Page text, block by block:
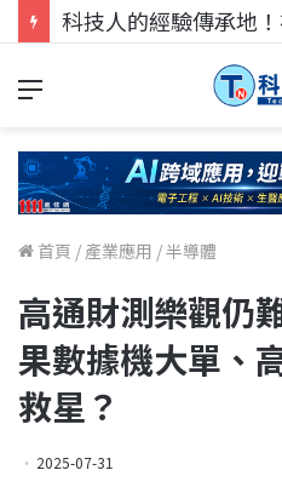
首頁 / 產業應用 /半導體
高通財測樂觀仍
果數據機大單、
救星？
2025-07-31